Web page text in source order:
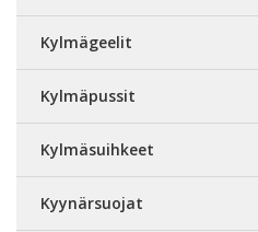
Kylmägeelit
Kylmäpussit
Kylmäsuihkeet
Kyynärsuojat